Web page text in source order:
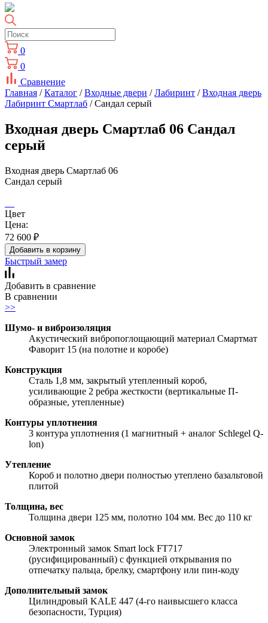
0
0
Сравнение
Главная /Каталог /Входные двери /Лабиринт /Входная дверь
Лабиринт Смартлаб / Сандал серый
Входная дверь Смартлаб 06 Сандал
серый
Входная дверь Смартлаб 06
Сандал серый
Цвет
Цена:
72 600 ₽
Добавить в корзину
Быстрый замер
Добавить в сравнение
В сравнении
>>
Шумо- и виброизоляция
Акустический вибропоглощающий материал Смартмат
Фаворит 15 (на полотне и коробе)
Конструкция
Сталь 1,8 мм, закрытый утепленный короб,
усиливающие 2 ребра жесткости (вертикальные П-
образные, утепленные)
Контуры уплотнения
3 контура уплотнения (1 магнитный + аналог Schlegel Q-
lon)
Утепление
Короб и полотно двери полностью утеплено базальтовой
плитой
Толщина, вес
Толщина двери 125 мм, полотно 104 мм. Вес до 110 кг
Основной замок
Электронный замок Smart lock FT717
(русифицированный) с функцией открывания по
отпечатку пальца, брелку, смартфону или пин-коду
Дополнительный замок
Цилиндровый KALE 447 (4-го наивысшего класса
безопасности, Турция)